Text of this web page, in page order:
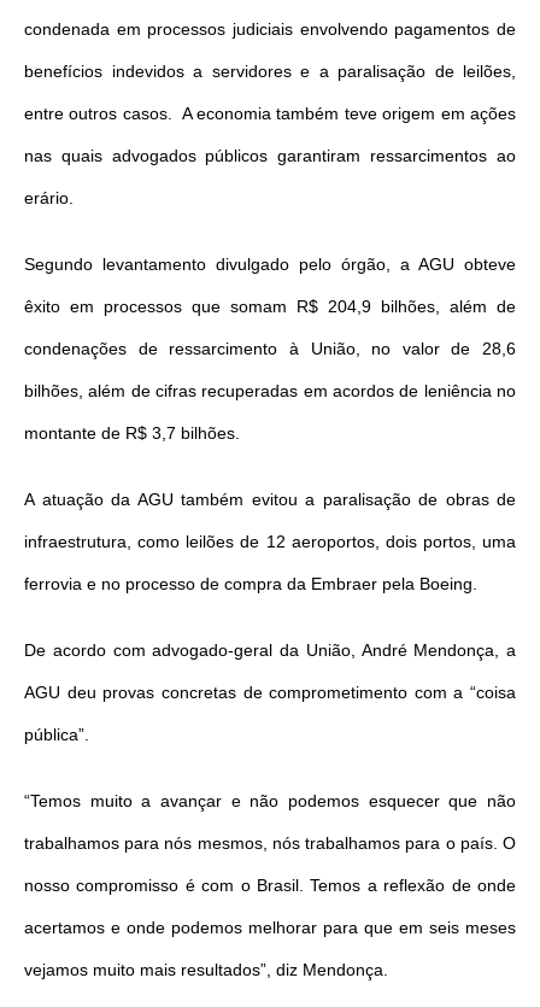
condenada em processos judiciais envolvendo pagamentos de
benefícios indevidos a servidores e a paralisação de leilões,
entre outros casos. A economia também teve origem em ações
nas quais advogados públicos garantiram ressarcimentos ao
erário.
Segundo levantamento divulgado pelo órgão, a AGU obteve
êxito em processos que somam R$ 204,9 bilhões, além de
condenações de ressarcimento à União, no valor de 28,6
bilhões, além de cifras recuperadas em acordos de leniência no
montante de R$ 3,7 bilhões.
A atuação da AGU também evitou a paralisação de obras de
infraestrutura, como leilões de 12 aeroportos, dois portos, uma
ferrovia e no processo de compra da Embraer pela Boeing.
De acordo com advogado-geral da União, André Mendonça, a
AGU deu provas concretas de comprometimento com a “coisa
pública”.
“Temos muito a avançar e não podemos esquecer que não
trabalhamos para nós mesmos, nós trabalhamos para o país. O
nosso compromisso é com o Brasil. Temos a reflexão de onde
acertamos e onde podemos melhorar para que em seis meses
vejamos muito mais resultados”, diz Mendonça.